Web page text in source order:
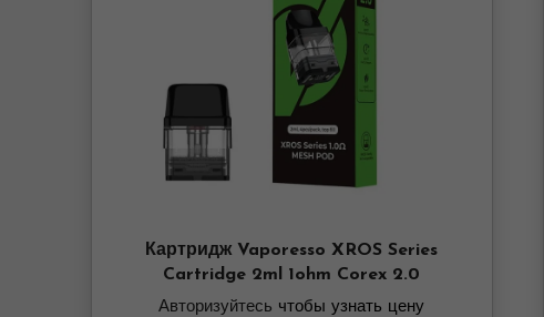
Картридж Vaporesso XROS Series
Cartridge 2ml 1ohm Corex 2.0
Авторизуйтесь чтобы узнать цену